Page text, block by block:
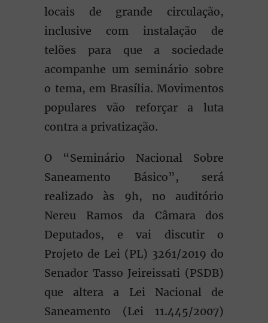
locais de grande circulação,
inclusive com instalação de
telões para que a sociedade
acompanhe um seminário sobre
o tema, em Brasília. Movimentos
populares vão reforçar a luta
contra a privatização.
O “Seminário Nacional Sobre
Saneamento Básico”, será
realizado às 9h, no auditório
Nereu Ramos da Câmara dos
Deputados, e vai discutir o
Projeto de Lei (PL) 3261/2019 do
Senador Tasso Jeireissati (PSDB)
que altera a Lei Nacional de
Saneamento (Lei 11.445/2007)